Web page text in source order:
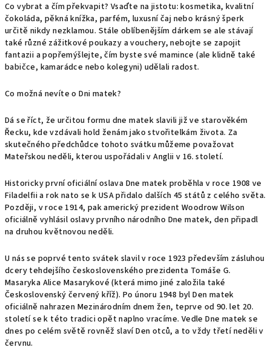
Co vybrat a čím překvapit? Vsaďte na jistotu: kosmetika, kvalitní
čokoláda, pěkná knížka, parfém, luxusní čaj nebo krásný šperk
určitě nikdy nezklamou. Stále oblíbenějším dárkem se ale stávají
také různé zážitkové poukazy a vouchery, nebojte se zapojit
fantazii a popřemýšlejte, čím byste své mamince (ale klidně také
babičce, kamarádce nebo kolegyni) udělali radost.
Co možná nevíte o Dni matek?
Dá se říct, že určitou formu dne matek slavili již ve starověkém
Řecku, kde vzdávali hold ženám jako stvořitelkám života. Za
skutečného předchůdce tohoto svátku můžeme považovat
Mateřskou neděli, kterou uspořádali v Anglii v 16. století.
Historicky první oficiální oslava Dne matek proběhla v roce 1908 ve
Filadelfii a rok nato se k USA přidalo dalších 45 států z celého světa.
Později, v roce 1914, pak americký prezident Woodrow Wilson
oficiálně vyhlásil oslavy prvního národního Dne matek, den připadl
na druhou květnovou neděli.
U nás se poprvé tento svátek slavil v roce 1923 především zásluhou
dcery tehdejšího československého prezidenta Tomáše G.
Masaryka Alice Masarykové (která mimo jiné založila také
Československý červený kříž). Po únoru 1948 byl Den matek
oficiálně nahrazen Mezinárodním dnem žen, teprve od 90. let 20.
století se k této tradici opět naplno vracíme. Vedle Dne matek se
dnes po celém světě rovněž slaví Den otců, a to vždy třetí neděli v
červnu.